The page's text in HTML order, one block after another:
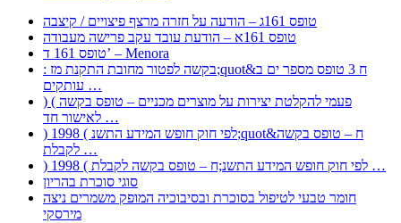
טופס 161ג – הודעה על חזרה מרצף פיצויים / קיצבה
טופס 161א – הודעת עובד עקב פרישה מעבודה
טופס 161 ד’ – Menora
: בקשה לפטור מחובת התקנת מז;quot&ח 3 טופס מספר ים ב
עותקים …
) ( פעמי להקלטת יצירות על מוצרים מכניים – טופס בקשה
לאישור חד …
) 1998 ( לפי חוק חופש המידע התשנ;quot&ח – טופס בקשה
לקבלת …
) 1998 ( לפי חוק חופש המידע התשנ;ח – טופס בקשה לקבלת …
סוגי סוכרת בהריון
חומר טבעי לטיפול בסוכרת ובסיבוכיה המופק משמרים ניצה
מירסקי